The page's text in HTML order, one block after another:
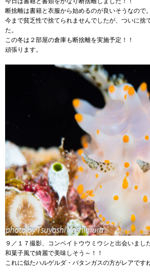
断捨離は書籍と衣服から始めるのが良いそうなので。
今まで貧乏性で捨てられませんでしたが、ついに捨
た。
この冬は２部屋の倉庫も断捨離を実施予定！！
頑張ります。
９／１７撮影、コンペイトウウミウシと出会いました
和菓子風で綺麗で美味しそう～！！
これに似たハルゲルダ・バタンガスの方がレアですね